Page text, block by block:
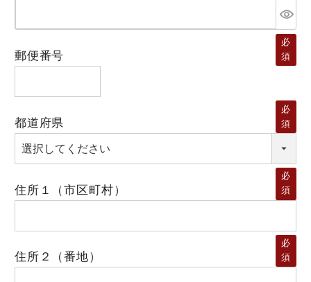
郵便番号
必
須
都道府県
必
須
住所１（市区町村）
必
須
住所２（番地）
必
須